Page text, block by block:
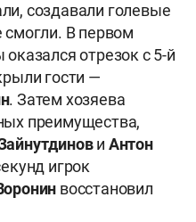
создавали голевые
В первом
отрезок с 5-й
гости —
. Затем хозяева
преимущества,
и Антон
игрок
восстановил